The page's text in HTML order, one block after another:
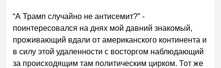
“А Трамп случайно не антисемит?” -
поинтересовался на днях мой давний знакомый,
проживающий вдали от американского континента и
в силу этой удаленности с восторгом наблюдающий
за происходящим там политическим цирком. Тот же